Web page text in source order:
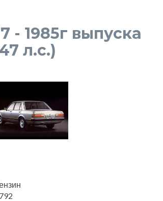
- 1985г выпуска
л.с.)